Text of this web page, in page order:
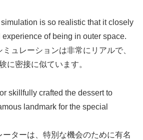
is so realistic that it closely
of being in outer space.
ュレーションは非常にリアルで、
に密接に似ています。
skillfully crafted the dessert to
landmark for the special
ターは、特別な機会のために有名